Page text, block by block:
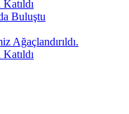
Buluştu
Ağaçlandırıldı.